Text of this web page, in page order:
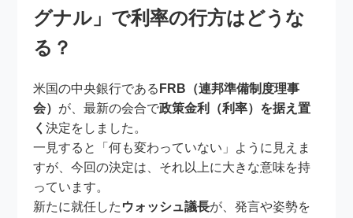
グナル」で利率の行方はどうな
る？
米国の中央銀行である FRB（連邦準備制度理事
会） が、最新の会合で政策金利（利率）を据え置
く決定をしました。
一見すると「何も変わっていない」ように見えま
すが、今回の決定は、それ以上に大きな意味を持
っています。
新たに就任した ウォッシュ議長が、発言や姿勢を